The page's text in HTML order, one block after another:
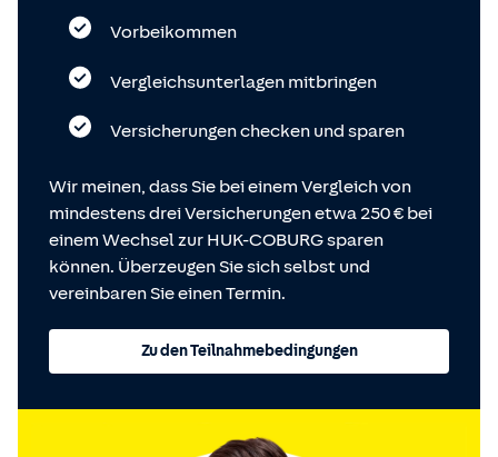
Vorbeikommen
Vergleichsunterlagen mitbringen
Versicherungen checken und sparen
Wir meinen, dass Sie bei einem Vergleich von
mindestens drei Versicherungen etwa 250 € bei
einem Wechsel zur HUK-COBURG sparen
können. Überzeugen Sie sich selbst und
vereinbaren Sie einen Termin.
Zu den Teilnahmebedingungen